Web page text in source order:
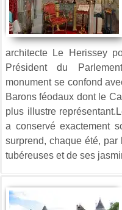
architecte Le Herissey
Président du
monument se confond
Barons féodaux dont le
plus illustre
a conservé exactement
surprend, chaque été,
tubéreuses et de ses